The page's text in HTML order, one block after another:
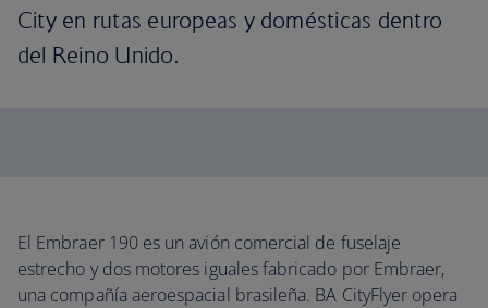
City en rutas europeas y domésticas dentro
del Reino Unido.
El Embraer 190 es un avión comercial de fuselaje
estrecho y dos motores iguales fabricado por Embraer,
una compañía aeroespacial brasileña. BA CityFlyer opera